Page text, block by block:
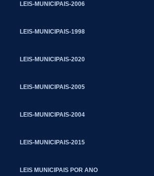
LEIS-MUNICIPAIS-2006
LEIS-MUNICIPAIS-1998
LEIS-MUNICIPAIS-2020
LEIS-MUNICIPAIS-2005
LEIS-MUNICIPAIS-2004
LEIS-MUNICIPAIS-2015
LEIS MUNICIPAIS POR ANO